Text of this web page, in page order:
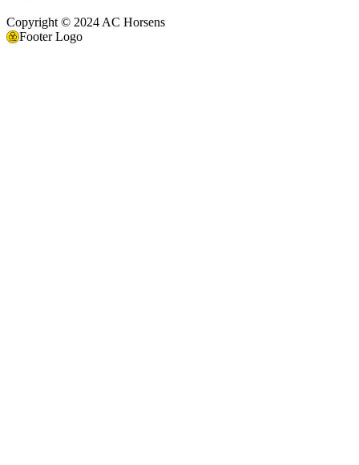
Copyright © 2024 AC Horsens
Footer Logo